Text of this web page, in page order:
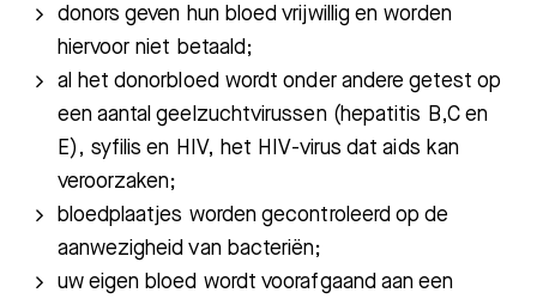
donors geven hun bloed vrijwillig en worden
hiervoor niet betaald;
al het donorbloed wordt onder andere getest op
een aantal geelzuchtvirussen (hepatitis B,C en
E), syfilis en HIV, het HIV-virus dat aids kan
veroorzaken;
bloedplaatjes worden gecontroleerd op de
aanwezigheid van bacteriën;
uw eigen bloed wordt voorafgaand aan een